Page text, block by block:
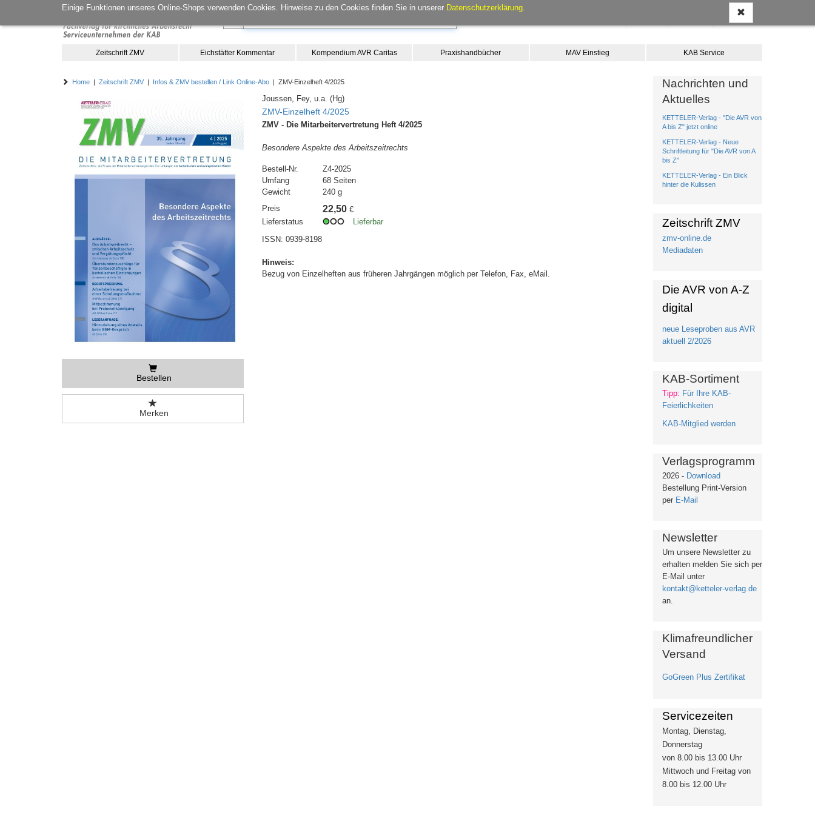
Einige Funktionen unseres Online-Shops verwenden Cookies. Hinweise zu den Cookies finden Sie in unserer Datenschutzerklärung.
Warenkorb
Zeitschrift ZMV Eichstätter Kommentar Kompendium AVR Caritas Praxishandbücher MAV Einstieg KAB Service
Home | Zeitschrift ZMV | Infos & ZMV bestellen / Link Online-Abo | ZMV-Einzelheft 4/2025
Bestellen
Merken
Joussen, Fey, u.a. (Hg)
ZMV-Einzelheft 4/2025
ZMV - Die Mitarbeitervertretung Heft 4/2025
Besondere Aspekte des Arbeitszeitrechts
Bestell-Nr.
Z4-2025
Umfang
68 Seiten
Gewicht
240 g
Preis
22,50 €
Lieferstatus
Lieferbar
ISSN: 0939-8198
Hinweis:
Bezug von Einzelheften aus früheren Jahrgängen möglich per Telefon, Fax, eMail.
Nachrichten und
Aktuelles
KETTELER-Verlag - "Die AVR von
A bis Z" jetzt online
KETTELER-Verlag - Neue
Schriftleitung für "Die AVR von A
bis Z"
KETTELER-Verlag - Ein Blick
hinter die Kulissen
Zeitschrift ZMV
zmv-online.de
Mediadaten
Die AVR von A-Z
digital
neue Leseproben aus AVR
aktuell 2/2026
KAB-Sortiment
Tipp: Für Ihre KAB-
Feierlichkeiten
KAB-Mitglied werden
Verlagsprogramm
2026 - Download
Bestellung Print-Version
per E-Mail
Newsletter
Um unsere Newsletter zu
erhalten melden Sie sich per
E-Mail unter
kontakt@ketteler-verlag.de
an.
Klimafreundlicher
Versand
GoGreen Plus Zertifikat
Servicezeiten
Montag, Dienstag,
Donnerstag
von 8.00 bis 13.00 Uhr
Mittwoch und Freitag von
8.00 bis 12.00 Uhr